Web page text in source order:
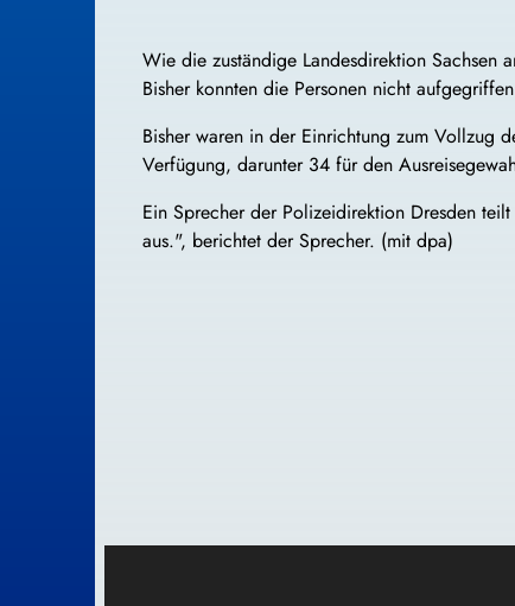
Wie die zuständige Landesdirektion
Bisher konnten die Personen nicht
Bisher waren in der Einrichtung zum Vollzug
Verfügung, darunter 34 für den
Ein Sprecher der Polizeidirektion Dresden
aus.", berichtet der Sprecher. (mit dpa)